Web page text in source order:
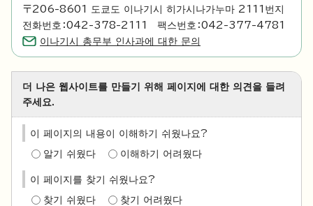
〒206-8601 도쿄도 이나기시 히가시나가누마 2111번지
전화번호：042-378-2111 팩스번호：042-377-4781
이나기시 총무부 인사과에 대한 문의
더 나은 웹사이트를 만들기 위해 페이지에 대한 의견을 들려
주세요.
이 페이지의 내용이 이해하기 쉬웠나요?
알기 쉬웠다 이해하기 어려웠다
이 페이지를 찾기 쉬웠나요?
찾기 쉬웠다 찾기 어려웠다